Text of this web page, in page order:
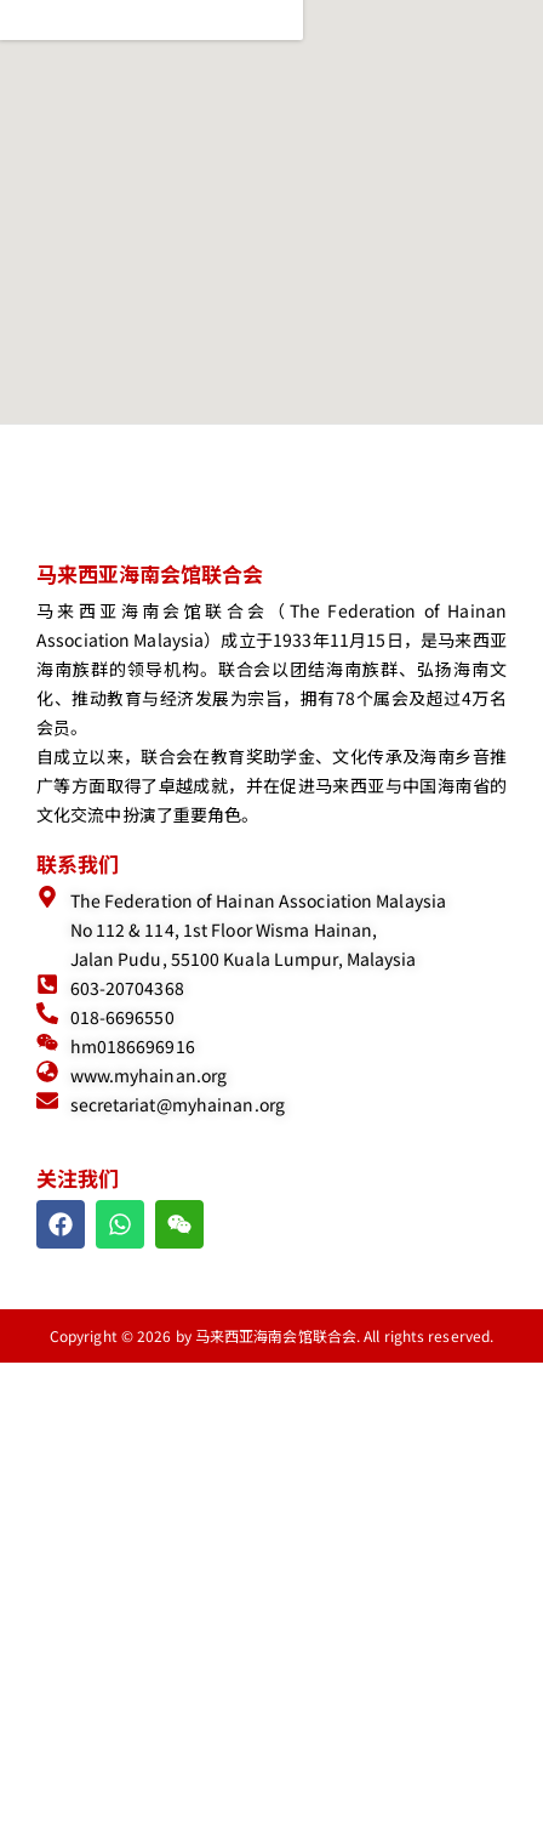
马来西亚海南会馆联合会
马来西亚海南会馆联合会（The Federation of Hainan
Association Malaysia）成立于1933年11月15日，是马来西亚
海南族群的领导机构。联合会以团结海南族群、弘扬海南文
化、推动教育与经济发展为宗旨，拥有78个属会及超过4万名
会员。
自成立以来，联合会在教育奖助学金、文化传承及海南乡音推
广等方面取得了卓越成就，并在促进马来西亚与中国海南省的
文化交流中扮演了重要角色。
联系我们
The Federation of Hainan Association Malaysia
No 112 & 114, 1st Floor Wisma Hainan,
Jalan Pudu, 55100 Kuala Lumpur, Malaysia
603-20704368
018-6696550
hm0186696916
www.myhainan.org
secretariat@myhainan.org
关注我们
Copyright © 2026 by 马来西亚海南会馆联合会. All rights reserved.